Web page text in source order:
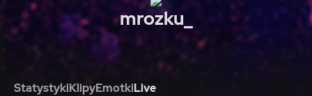
mrozku_
StatystykiKlipyEmotkiLive